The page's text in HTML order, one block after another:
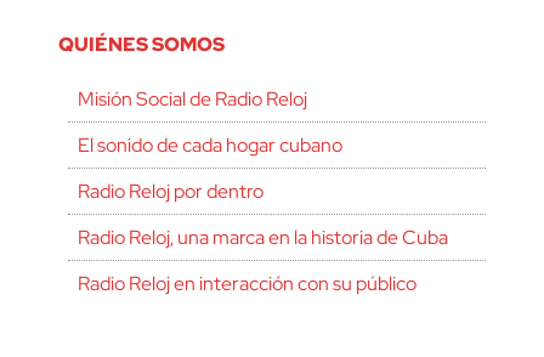
QUIÉNES SOMOS
Misión Social de Radio Reloj
El sonido de cada hogar cubano
Radio Reloj por dentro
Radio Reloj, una marca en la historia de Cuba
Radio Reloj en interacción con su público